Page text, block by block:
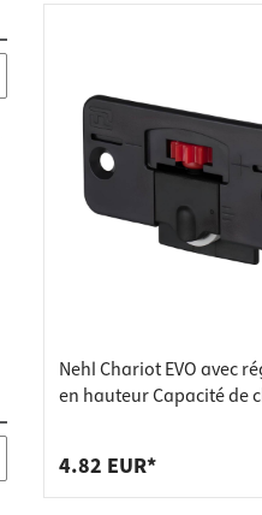
Nehl Chariot EVO avec
en hauteur Capacité de
4.82 EUR*